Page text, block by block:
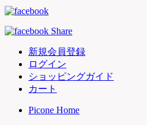
新規会員登録
ログイン
ショッピングガイド
カート
Picone Home